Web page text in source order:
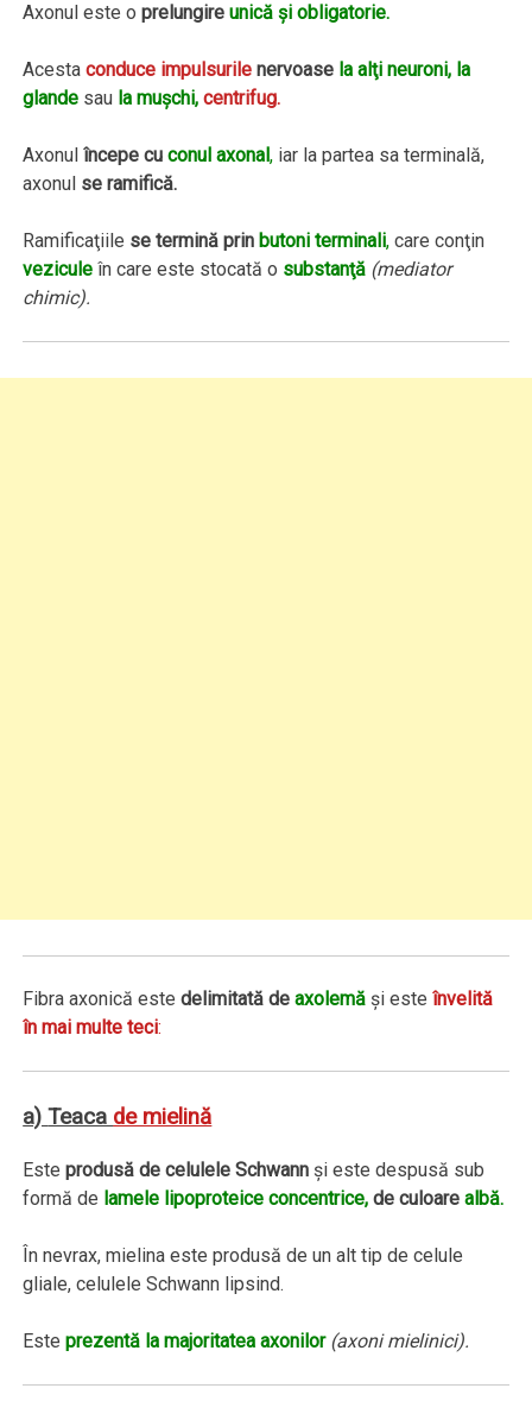
Axonul este oprelungireunică şi obligatorie.
Acesta conduce impulsurile nervoase la alţi neuroni, la
glande sau la muşchi, centrifug.
Axonulîncepe cu conul axonal, iar la partea sa terminală,
axonul se ramifică.
Ramificaţiile se termină prin butoni terminali, care conţin
vezicule în care este stocată o substanţă (mediator
chimic).
Fibra axonică estedelimitată deaxolemă şi esteînvelită
în mai multe teci:
a)Teaca de mielină
Esteprodusă de celulele Schwann şi este despusă sub
formă de lamele lipoproteice concentrice, de culoarealbă.
În nevrax, mielina este produsă de un alt tip de celule
gliale, celulele Schwann lipsind.
Esteprezentă la majoritatea axonilor (axoni mielinici).